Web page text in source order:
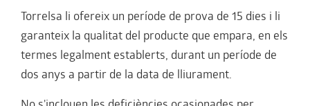
Torrelsa li ofereix un període de prova de 15 dies i li
garanteix la qualitat del producte que empara, en els
termes legalment establerts, durant un període de
dos anys a partir de la data de lliurament.